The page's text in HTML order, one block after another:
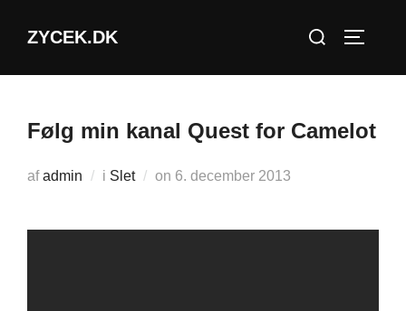
ZYCEK.DK
Søg
Følg min kanal Quest for Camelot
afadmin i Slet on Udgivet
6. december 2013